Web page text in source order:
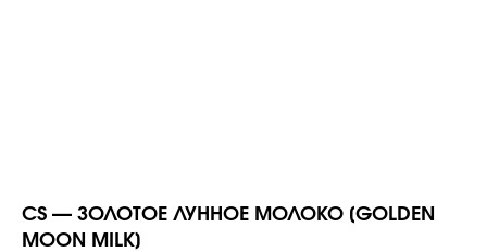
CS — ЗОЛОТОЕ ЛУННОЕ МОЛОКО [GOLDEN
MOON MILK]